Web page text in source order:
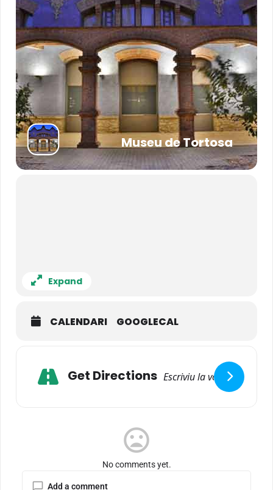
Museu de Tortosa
Expand
CALENDARI GOOGLECAL
Get Directions Adresse
mood_bad
No comments yet.
Add a comment